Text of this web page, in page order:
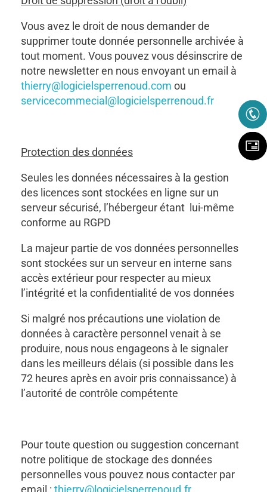
Vous avez le droit de nous demander de
supprimer toute donnée personnelle archivée à
tout moment. Vous pouvez vous désinscrire de
notre newsletter en nous envoyant un email à
thierry@logicielsperrenoud.com ou
servicecommecial@logicielsperrenoud.fr
Protection des données
Seules les données nécessaires à la gestion
des licences sont stockées en ligne sur un
serveur sécurisé, l’hébergeur étant lui-même
conforme au RGPD
La majeur partie de vos données personnelles
sont stockées sur un serveur en interne sans
accès extérieur pour respecter au mieux
l’intégrité et la confidentialité de vos données
Si malgré nos précautions une violation de
données à caractère personnel venait à se
produire, nous nous engageons à le signaler
dans les meilleurs délais (si possible dans les
72 heures après en avoir pris connaissance) à
l’autorité de contrôle compétente
Pour toute question ou suggestion concernant
notre politique de stockage des données
personnelles vous pouvez nous contacter par
email : thierry@logicielsperrenoud.fr